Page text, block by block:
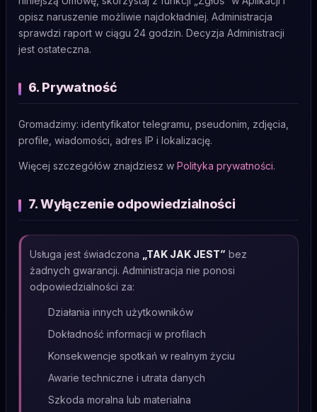
opisz naruszenie możliwie najdokładniej. Administracja
sprawdzi raport w ciągu 24 godzin. Decyzja Administracji
jest ostateczna.
6. Prywatność
Gromadzimy: identyfikator telegramu, pseudonim, zdjęcia,
profile, wiadomości, adres IP i lokalizację.
Więcej szczegółów znajdziesz w Polityka prywatności.
7. Wyłączenie odpowiedzialności
Usługa jest świadczona „TAK JAK JEST” bez
żadnych gwarancji. Administracja nie ponosi
odpowiedzialności za:
Działania innych użytkowników
Dokładność informacji w profilach
Konsekwencje spotkań w realnym życiu
Awarie techniczne i utrata danych
Szkoda moralna lub materialna